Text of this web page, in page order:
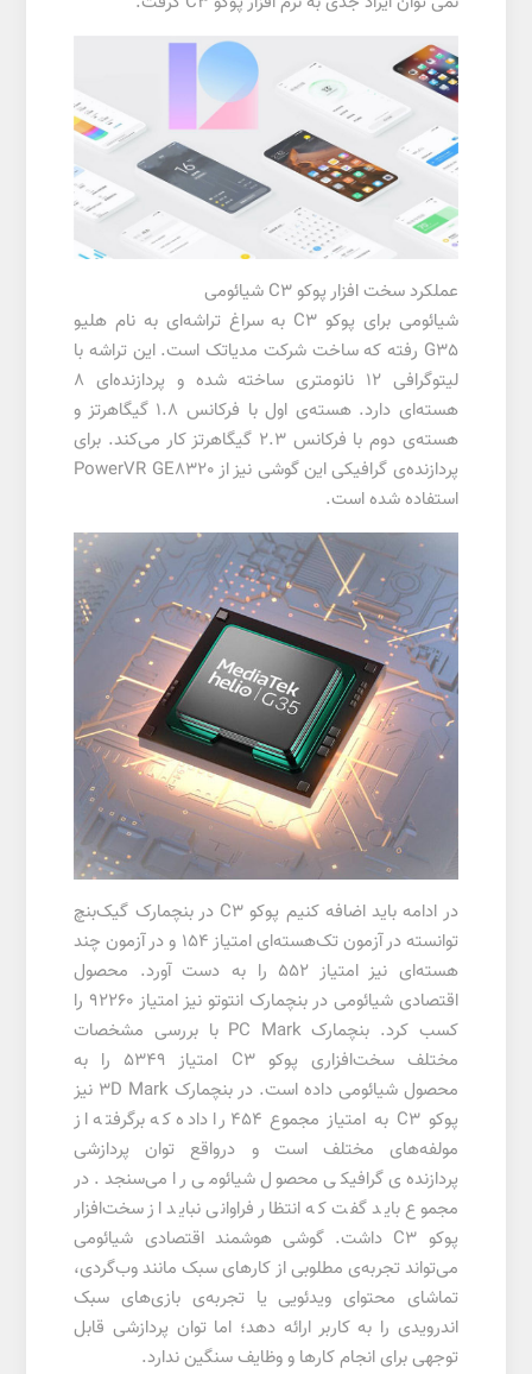
عملکرد سخت افزار پوکو C3 شیائومی
شیائومی برای پوکو C3 به سراغ تراشه‌ای به نام هلیو
G35 رفته که ساخت شرکت مدیاتک است. این تراشه با
لیتوگرافی ۱۲ نانومتری ساخته شده و پردازنده‌ای ۸
هسته‌ای دارد. هسته‌ی اول با فرکانس ۱.۸ گیگاهرتز و
هسته‌ی دوم با فرکانس ۲.۳ گیگاهرتز کار می‌کند. برای
پردازنده‌ی گرافیکی این گوشی نیز از PowerVR GE8320
استفاده شده است.
در ادامه باید اضافه کنیم پوکو C3 در بنچمارک گیک‌بنچ
توانسته در آزمون تک‌هسته‌ای امتیاز ۱۵۴ و در آزمون چند
هسته‌ای نیز امتیاز ۵۵۲ را به دست آورد. محصول
اقتصادی شیائومی در بنچمارک انتوتو نیز امتیاز ۹۲۲۶۰ را
کسب کرد. بنچمارک PC Mark با بررسی مشخصات
مختلف سخت‌افزاری پوکو C3 امتیاز ۵۳۴۹ را به
محصول شیائومی داده است. در بنچمارک 3D Mark نیز
پوکو C3 به امتیاز مجموع ۴۵۴ را داده که برگرفته از
مولفه‌های مختلف است و درواقع توان پردازشی
پردازنده‌ی گرافیکی محصول شیائومی را می‌سنجد. در
مجموع باید گفت که انتظار فراوانی نباید از سخت‌افزار
پوکو C3 داشت. گوشی هوشمند اقتصادی شیائومی
می‌تواند تجربه‌ی مطلوبی از کارهای سبک مانند وب‌گردی،
تماشای محتوای ویدئویی یا تجربه‌ی بازی‌های سبک
اندرویدی را به کاربر ارائه دهد؛ اما توان پردازشی قابل
توجهی برای انجام کارها و وظایف سنگین ندارد.